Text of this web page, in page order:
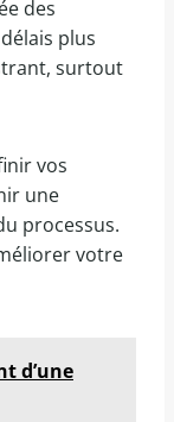
des
plus
surtout
vos
une
processus.
votre
d’une